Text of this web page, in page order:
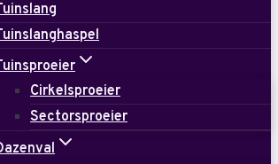
Cirkelsproeier
Sectorsproeier